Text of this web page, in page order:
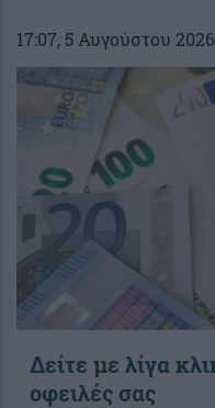
17:07, 5 Αυγούστου 2026
Δείτε με λίγα
οφειλές σας